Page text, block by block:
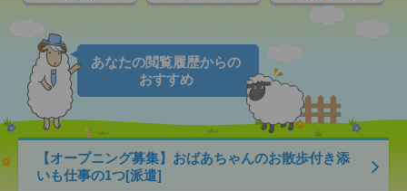
あなたの閲覧履歴からの
おすすめ
【オープニング募集】おばあちゃんのお散歩付き添
いも仕事の1つ[派遣]